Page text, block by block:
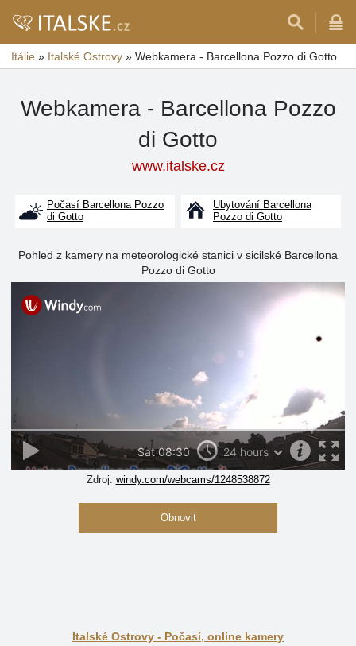
Itálie » Italské Ostrovy » Webkamera - Barcellona Pozzo di Gotto
Webkamera - Barcellona Pozzo
di Gotto
www.italske.cz
Počasí Barcellona Pozzo
di Gotto
Ubytování Barcellona
Pozzo di Gotto
Pohled z kamery na meteorologické stanici v sicilské Barcellona
Pozzo di Gotto
Zdroj: windy.com/webcams/1248538872
Obnovit
Italské Ostrovy - Počasí, online kamery